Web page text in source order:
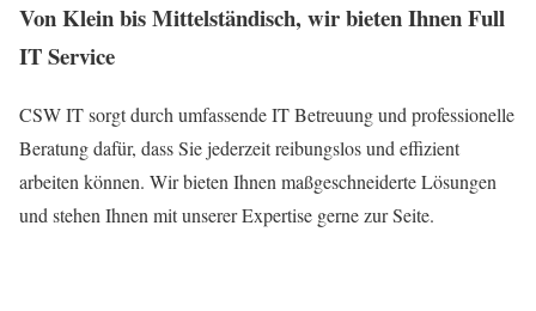
Von Klein bis Mittelständisch, wir bieten Ihnen Full
IT Service
CSW IT sorgt durch umfassende IT Betreuung und professionelle
Beratung dafür, dass Sie jederzeit reibungslos und effizient
arbeiten können. Wir bieten Ihnen maßgeschneiderte Lösungen
und stehen Ihnen mit unserer Expertise gerne zur Seite.